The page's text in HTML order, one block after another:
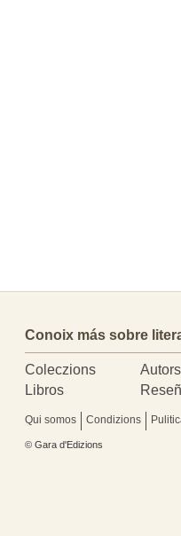
Conoix más sobre
Coleczions
Autors
Libros
Qui somos Condizions
© Gara d'Edizions